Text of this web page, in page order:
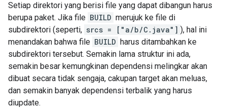
Setiap direktori yang berisi file yang dapat dibangun harus
berupa paket. Jika file BUILD merujuk ke file di
subdirektori (seperti, srcs = ["a/b/C.java"] ), hal ini
menandakan bahwa file BUILD harus ditambahkan ke
subdirektori tersebut. Semakin lama struktur ini ada,
semakin besar kemungkinan dependensi melingkar akan
dibuat secara tidak sengaja, cakupan target akan meluas,
dan semakin banyak dependensi terbalik yang harus
diupdate.